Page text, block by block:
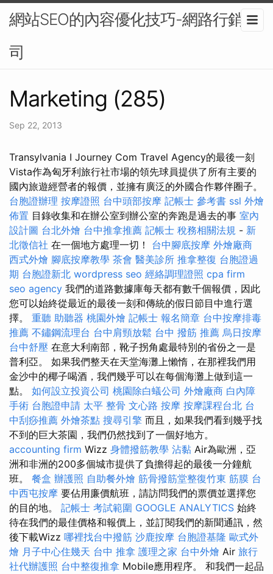
網站SEO的內容優化技巧-網路行銷公
司
Marketing (285)
Sep 22, 2013
Transylvania I Journey Com Travel Agency的最後一刻
Vista作為匈牙利旅行社市場的領先球員提供了所有主要的
國內旅遊經營者的報價，並擁有廣泛的外國合作夥伴圈子。
台胞證辦理 按摩證照 台中頭部按摩 記帳士 參考書 ssl 外燴
佈置 目錄收集和在辦公室到辦公室的奔跑是過去的事 室內
設計圖 台北外燴 台中推拿推薦 記帳士 稅務相關法規 - 新
北徵信社 在一個地方處理一切！ 台中腳底按摩 外燴廠商
西式外燴 腳底按摩教學 茶會 醫美診所 推拿整復 台胞證過
期 台胞證新北 wordpress seo 經絡調理證照 cpa firm
seo agency 我們的道路數據庫每天都有數千個報價，因此
您可以始終從最近的最後一刻和傳統的假日節目中進行選
擇。 重聽 助聽器 桃園外燴 記帳士 報名簡章 台中按摩排毒
推薦 不鏽鋼流理台 台中肩頸放鬆 台中 撥筋 推薦 烏日按摩
台中舒壓 在意大利南部，靴子拐角處最特別的省份之一是
普利亞。 如果我們整天在天堂海灘上懶惰，在那裡我們用
金沙中的椰子喝酒，我們幾乎可以在每個海灘上做到這一
點。 如何設立投資公司 桃園除白蟻公司 外燴廠商 白內障
手術 台胞證申請 太平 整骨 文心路 按摩 按摩課程台北 台
中刮痧推薦 外燴茶點 搜尋引擎 而且，如果我們看到幾乎找
不到的巨大茶園，我們仍然找到了一個好地方。
accounting firm Wizz 身體撥筋教學 沾黏 Air為歐洲，亞
洲和非洲的200多個城市提供了負擔得起的最後一分鐘航
班。 餐盒 辦護照 自助餐外燴 筋骨撥筋堂整復竹東 筋膜 台
中西屯按摩 要佔用廉價航班，請訪問我們的票價並選擇您
的目的地。 記帳士 考試範圍 GOOGLE ANALYTICS 始終
待在我們的最佳價格和報價上，並訂閱我們的新聞通訊，然
後下載Wizz 哪裡找台中撥筋 沙鹿按摩 台胞證基隆 歐式外
燴 月子中心住幾天 台中 推拿 護理之家 台中外燴 Air 旅行
社代辦護照 台中整復推拿 Mobile應用程序。 和我們一起品